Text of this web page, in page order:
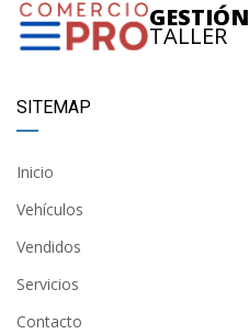
GESTIÓN
TALLER
SITEMAP
Inicio
Vehículos
Vendidos
Servicios
Contacto